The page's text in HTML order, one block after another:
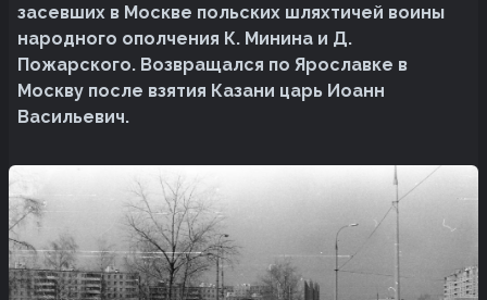
засевших в Москве польских шляхтичей воины
народного ополчения К. Минина и Д.
Пожарского. Возвращался по Ярославке в
Москву после взятия Казани царь Иоанн
Васильевич.